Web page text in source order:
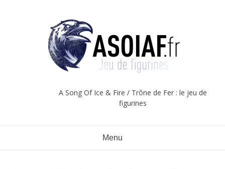
A Song Of Ice & Fire / Trône de Fer : le jeu de
figurines
Menu